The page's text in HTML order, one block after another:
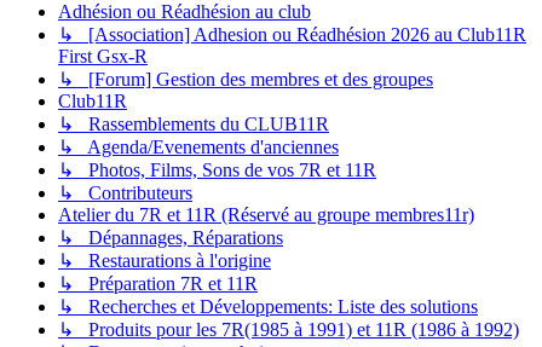
Adhésion ou Réadhésion au club
↳ [Association] Adhesion ou Réadhésion 2026 au Club11R
First Gsx-R
↳ [Forum] Gestion des membres et des groupes
Club11R
↳ Rassemblements du CLUB11R
↳ Agenda/Evenements d'anciennes
↳ Photos, Films, Sons de vos 7R et 11R
↳ Contributeurs
Atelier du 7R et 11R (Réservé au groupe membres11r)
↳ Dépannages, Réparations
↳ Restaurations à l'origine
↳ Préparation 7R et 11R
↳ Recherches et Développements: Liste des solutions
↳ Produits pour les 7R(1985 à 1991) et 11R (1986 à 1992)